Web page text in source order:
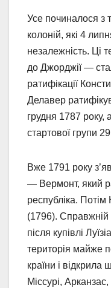
Усе починалося з
колоній, які 4
незалежність. Ці
до Джорджії —
ратифікації
Делавер
грудня 1787 року,
стартової групи
Вже 1791 року
— Вермонт, який
республіка. Потім
(1796).
після купівлі
територія майже
країни і відкрила
Міссурі,